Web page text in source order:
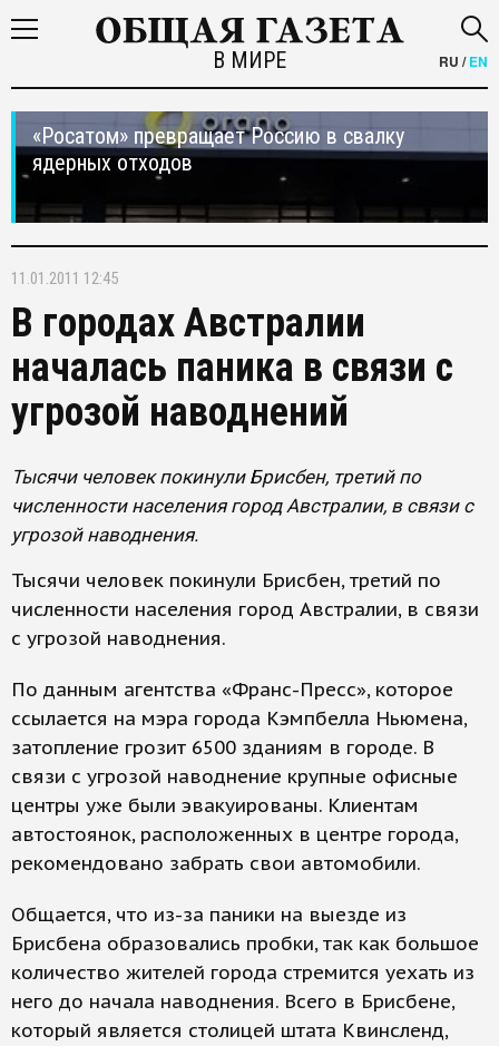
В МИРЕ RU /EN
«Росатом» превращает Россию в свалку
ядерных отходов
11.01.2011 12:45
В городах Австралии
началась паника в связи с
угрозой наводнений
Тысячи человек покинули Брисбен, третий по
численности населения город Австралии, в связи с
угрозой наводнения.
Тысячи человек покинули Брисбен, третий по
численности населения город Австралии, в связи
с угрозой наводнения.
По данным агентства «Франс-Пресс», которое
ссылается на мэра города Кэмпбелла Ньюмена,
затопление грозит 6500 зданиям в городе. В
связи с угрозой наводнение крупные офисные
центры уже были эвакуированы. Клиентам
автостоянок, расположенных в центре города,
рекомендовано забрать свои автомобили.
Общается, что из-за паники на выезде из
Брисбена образовались пробки, так как большое
количество жителей города стремится уехать из
него до начала наводнения. Всего в Брисбене,
который является столицей штата Квинсленд,